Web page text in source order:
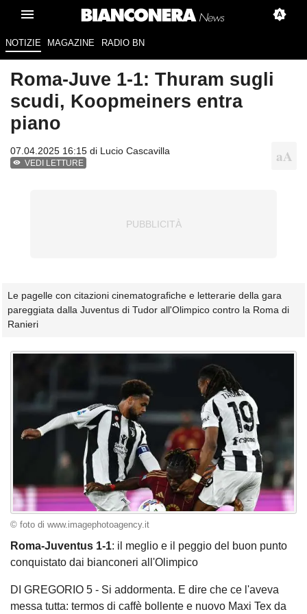
NOTIZIE MAGAZINE RADIO BN
Roma-Juve 1-1: Thuram sugli
scudi, Koopmeiners entra
piano
07.04.2025 16:15 di Lucio Cascavilla
VEDI LETTURE
Le pagelle con citazioni cinematografiche e letterarie della gara
pareggiata dalla Juventus di Tudor all'Olimpico contro la Roma di
Ranieri
© foto di www.imagephotoagency.it
Roma-Juventus 1-1: il meglio e il peggio del buon punto
conquistato dai bianconeri all'Olimpico
DI GREGORIO 5 - Si addormenta. E dire che ce l'aveva
messa tutta: termos di caffè bollente e nuovo Maxi Tex da